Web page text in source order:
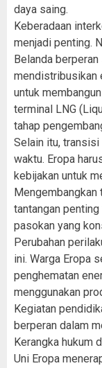
daya saing.
Keberadaan
menjadi penting.
Belanda
mendistribusikan
untuk
terminal LNG
tahap
Selain itu, transisi
waktu. Eropa
kebijakan untuk
Mengembangkan
tantangan
pasokan yang
Perubahan
ini. Warga Eropa
penghematan
menggunakan
Kegiatan
berperan dalam
Kerangka hukum
Uni Eropa